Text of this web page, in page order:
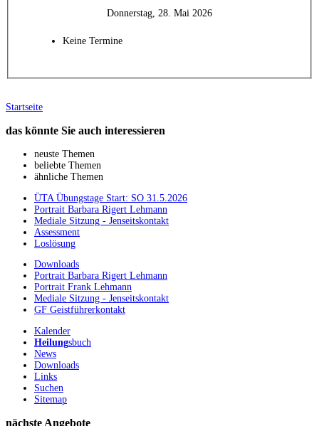
Donnerstag, 28. Mai 2026
Keine Termine
Startseite
das könnte Sie auch interessieren
neuste Themen
beliebte Themen
ähnliche Themen
ÜTA Übungstage Start: SO 31.5.2026
Portrait Barbara Rigert Lehmann
Mediale Sitzung - Jenseitskontakt
Assessment
Loslösung
Downloads
Portrait Barbara Rigert Lehmann
Portrait Frank Lehmann
Mediale Sitzung - Jenseitskontakt
GF Geistführerkontakt
Kalender
Heilungsbuch
News
Downloads
Links
Suchen
Sitemap
nächste Angebote